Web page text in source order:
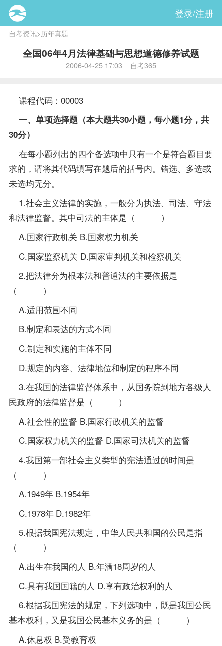
登录/注册
自考资讯>历年真题
全国06年4月法律基础与思想道德修养试题
2006-04-25 17:03 自考365
课程代码：00003
一、单项选择题（本大题共30小题，每小题1分，共
30分）
在每小题列出的四个备选项中只有一个是符合题目要
求的，请将其代码填写在题后的括号内。错选、多选或
未选均无分。
1.社会主义法律的实施，一般分为执法、司法、守法
和法律监督。其中司法的主体是（ ）
A.国家行政机关 B.国家权力机关
C.国家监察机关 D.国家审判机关和检察机关
2.把法律分为根本法和普通法的主要依据是
（ ）
A.适用范围不同
B.制定和表达的方式不同
C.制定和实施的主体不同
D.规定的内容、法律地位和制定的程序不同
3.在我国的法律监督体系中，从国务院到地方各级人
民政府的法律监督是（ ）
A.社会性的监督 B.国家行政机关的监督
C.国家权力机关的监督 D.国家司法机关的监督
4.我国第一部社会主义类型的宪法通过的时间是
（ ）
A.1949年 B.1954年
C.1978年 D.1982年
5.根据我国宪法规定，中华人民共和国的公民是指
（ ）
A.出生在我国的人 B.年满18周岁的人
C.具有我国国籍的人 D.享有政治权利的人
6.根据我国宪法的规定，下列选项中，既是我国公民
基本权利，又是我国公民基本义务的是（ ）
A.休息权 B.受教育权